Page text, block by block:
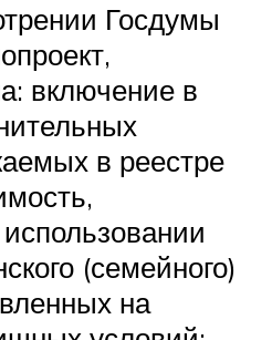
Госдумы
включение в
в реестре
(семейного)
на